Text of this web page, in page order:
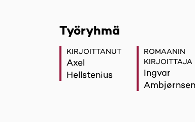
Työryhmä
KIRJOITTANUT
Axel
Hellstenius
ROMAANIN
KIRJOITTAJA
Ingvar
Ambjørnsen